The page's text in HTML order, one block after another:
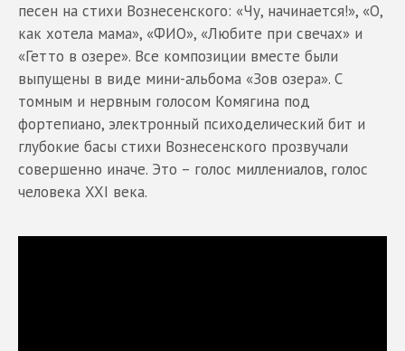
песен на стихи Вознесенского: «Чу, начинается!», «О,
как хотела мама», «ФИО», «Любите при свечах» и
«Гетто в озере». Все композиции вместе были
выпущены в виде мини-альбома «Зов озера». С
томным и нервным голосом Комягина под
фортепиано, электронный психоделический бит и
глубокие басы стихи Вознесенского прозвучали
совершенно иначе. Это – голос миллениалов, голос
человека XXI века.